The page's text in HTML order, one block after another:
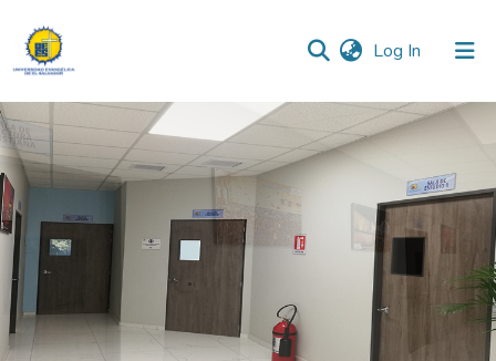
Log In (current)
Communities & Collections
All of DSpace